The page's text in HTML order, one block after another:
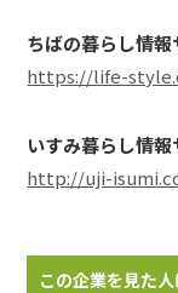
ちばの暮らし情報
https://life-
いすみ暮らし情報
http://uji-
この企業を見た